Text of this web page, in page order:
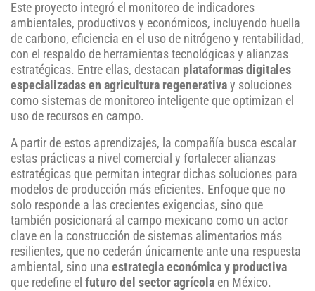
Este proyecto integró el monitoreo de indicadores
ambientales, productivos y económicos, incluyendo huella
de carbono, eficiencia en el uso de nitrógeno y rentabilidad,
con el respaldo de herramientas tecnológicas y alianzas
estratégicas. Entre ellas, destacan plataformas digitales
especializadas en agricultura regenerativa y soluciones
como sistemas de monitoreo inteligente que optimizan el
uso de recursos en campo.
A partir de estos aprendizajes, la compañía busca escalar
estas prácticas a nivel comercial y fortalecer alianzas
estratégicas que permitan integrar dichas soluciones para
modelos de producción más eficientes. Enfoque que no
solo responde a las crecientes exigencias, sino que
también posicionará al campo mexicano como un actor
clave en la construcción de sistemas alimentarios más
resilientes, que no cederán únicamente ante una respuesta
ambiental, sino una estrategia económica y productiva
que redefine el futuro del sector agrícola en México.